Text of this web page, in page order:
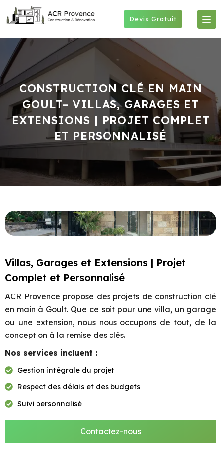
Devis Gratuit
CONSTRUCTION CLÉ EN MAIN
GOULT– VILLAS, GARAGES ET
EXTENSIONS | PROJET COMPLET
ET PERSONNALISÉ
Villas, Garages et Extensions | Projet
Complet et Personnalisé
ACR Provence propose des projets de construction clé
en main à Goult. Que ce soit pour une villa, un garage
ou une extension, nous nous occupons de tout, de la
conception à la remise des clés.
Nos services incluent :
Gestion intégrale du projet
Respect des délais et des budgets
Suivi personnalisé
Contactez-nous